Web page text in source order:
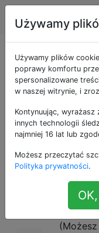
Kiedy
4.4
Używamy
Używamy plików
poprawy komfortu
spersonalizowane
w naszej witrynie, i
Kontynuując,
innych technologii
najmniej 16 lat lub
Możesz przeczytać
Polityka prywatności.